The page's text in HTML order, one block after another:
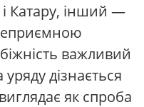
Катару, інший —
важливий
дізнається
як спроба